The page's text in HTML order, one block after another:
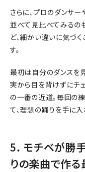
さらに、プロのダンサ
並べて見比べてみるの
ど、細かい違いに気づ
す。
最初は自分のダンスを
実から目を背けずにチ
の一番の近道。毎回の
て、理想の踊りを手に入
5. モチベが勝
りの楽曲で作